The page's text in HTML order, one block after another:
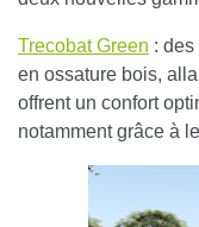
Trecobat Green :
en ossature bois,
offrent un confort
notamment grâce à